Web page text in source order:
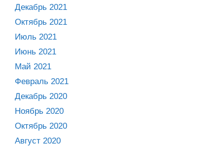
Декабрь 2021
Октябрь 2021
Июль 2021
Июнь 2021
Май 2021
Февраль 2021
Декабрь 2020
Ноябрь 2020
Октябрь 2020
Август 2020